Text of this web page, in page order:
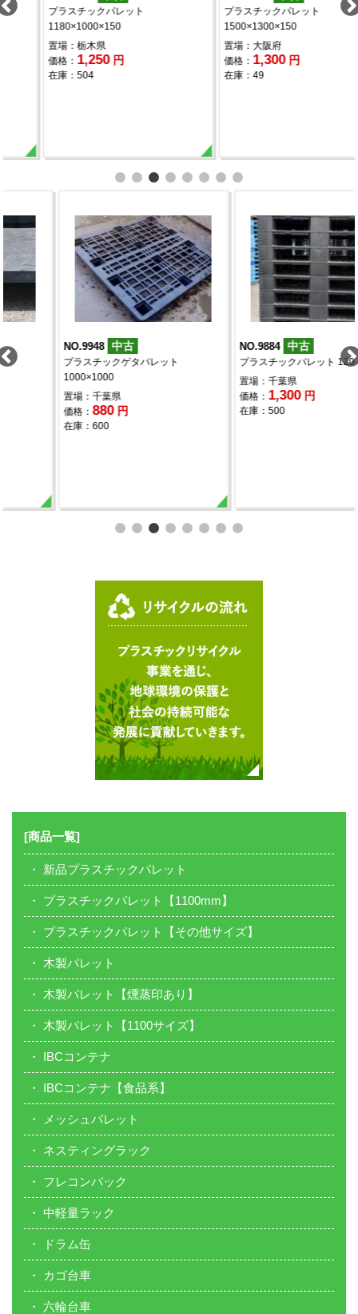
プラスチックパレット
1180×1000×150
置場：栃木県
1,250 円
在庫：504
プラスチックパレット
1500×1300×150
置場：大阪府
1,300 円
在庫：49
NO.9948 中古
プラスチックゲタパレット
置場：千葉県
880円
中古
プラスチックパレット 1200×1000
置場：千葉県
1,300円
[商品一覧]
新品プラスチックパレット
プラスチックパレット【1100mm】
プラスチックパレット【その他サイズ】
木製パレット
木製パレット【燻蒸印あり】
木製パレット【1100サイズ】
IBCコンテナ
IBCコンテナ【食品系】
メッシュパレット
ネスティングラック
フレコンバック
中軽量ラック
ドラム缶
カゴ台車
六輪台車